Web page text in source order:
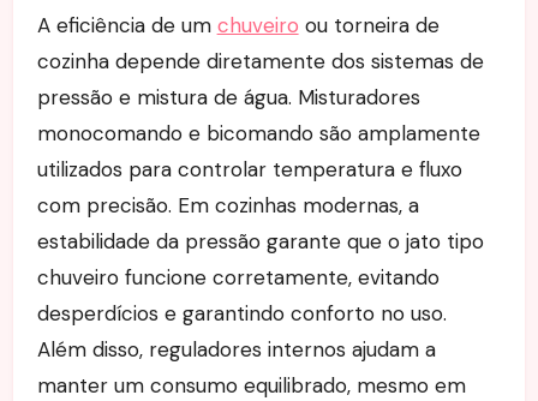
A eficiência de um chuveiro ou torneira de
cozinha depende diretamente dos sistemas de
pressão e mistura de água. Misturadores
monocomando e bicomando são amplamente
utilizados para controlar temperatura e fluxo
com precisão. Em cozinhas modernas, a
estabilidade da pressão garante que o jato tipo
chuveiro funcione corretamente, evitando
desperdícios e garantindo conforto no uso.
Além disso, reguladores internos ajudam a
manter um consumo equilibrado, mesmo em